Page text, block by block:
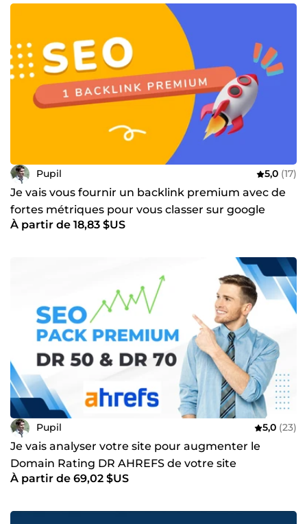
Pupil 5,0 (17)
Je vais vous fournir un backlink premium avec de
fortes métriques pour vous classer sur google
À partir de 18,83 $US
Pupil 5,0 (23)
Je vais analyser votre site pour augmenter le
Domain Rating DR AHREFS de votre site
À partir de 69,02 $US